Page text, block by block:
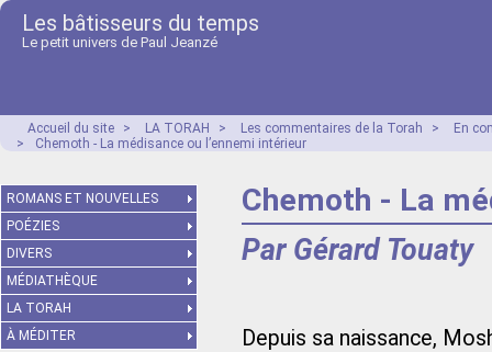
Les bâtisseurs du temps
Le petit univers de Paul Jeanzé
Accueil du site > LA TORAH > Les commentaires de la Torah >
En
>
Chemoth - La médisance ou l’ennemi intérieur
Chemoth - La
Par Gérard Touaty
Depuis sa naissance,
ROMANS ET NOUVELLES
POÉZIES
DIVERS
MÉDIATHÈQUE
LA TORAH
À MÉDITER